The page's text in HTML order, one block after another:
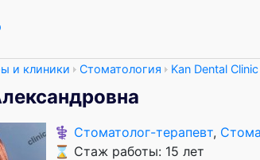
и клиники Стоматология Kan Dental Clinic
⚕️ Стоматолог-терапевт,
⌛ Стаж работы: 15 лет